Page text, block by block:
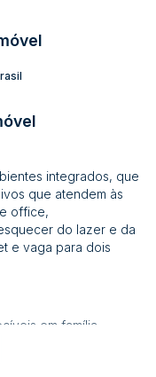
integrados, que
que atendem às
office,
do lazer e da
e vaga para dois
em família